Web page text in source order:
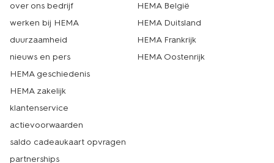
over ons bedrijf
werken bij HEMA
duurzaamheid
nieuws en pers
HEMA geschiedenis
HEMA zakelijk
klantenservice
actievoorwaarden
saldo cadeaukaart opvragen
partnerships
HEMA België
HEMA Duitsland
HEMA Frankrijk
HEMA Oostenrijk